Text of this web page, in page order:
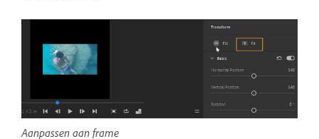
Aanpassen aan frame